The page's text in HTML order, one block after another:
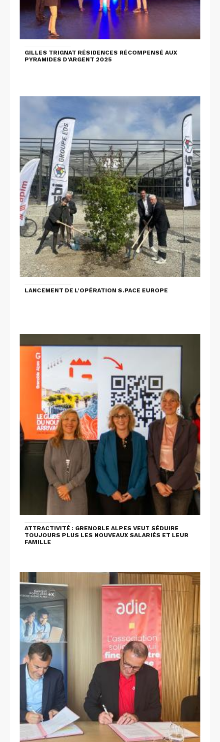
GILLES TRIGNAT RÉSIDENCES RÉCOMPENSÉ AUX
PYRAMIDES D’ARGENT 2025
LANCEMENT DE L’OPÉRATION S.PACE EUROPE
ATTRACTIVITÉ : GRENOBLE ALPES VEUT SÉDUIRE
TOUJOURS PLUS LES NOUVEAUX SALARIÉS ET LEUR
FAMILLE